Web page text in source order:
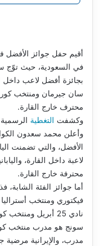
في السعودية، حيث توّج
بجائزة أفضل لاعب داخل
سان جيرمان ومنتخب
محترف خارج القارة.
وكشفت التغطية
وأعلن محمد سعدون
الأفضل، والتي تضمنت
لاعبة داخل القارة،
محترفة خارج القارة.
أما جوائز الفئة الشابة،
فيكتوري ومنتخب
نادي 25 أبريل
مدرب، والإيرانية